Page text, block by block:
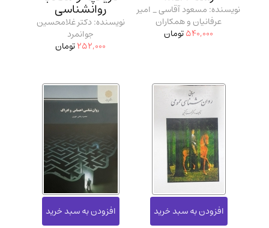
نویسنده: مسعود آقاسی _ امیر
عرفانیان و همکاران
540,000تومان
روانشناسی
نویسنده: دکتر غلامحسین
جوانمرد
252,000تومان